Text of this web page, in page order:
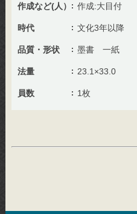
作成など(人） 作成:大目付
時代 文化3年以降
品質・形状 墨書 一紙
法量 23.1×33.0
員数 1枚